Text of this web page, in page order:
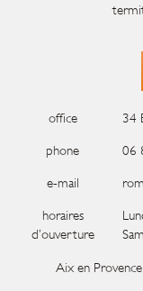
office
phone
e-mail
horaires
d’ouverture
34
06
Aix en